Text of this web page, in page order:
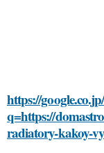
https://
q=https://
radiatory-kakoy-